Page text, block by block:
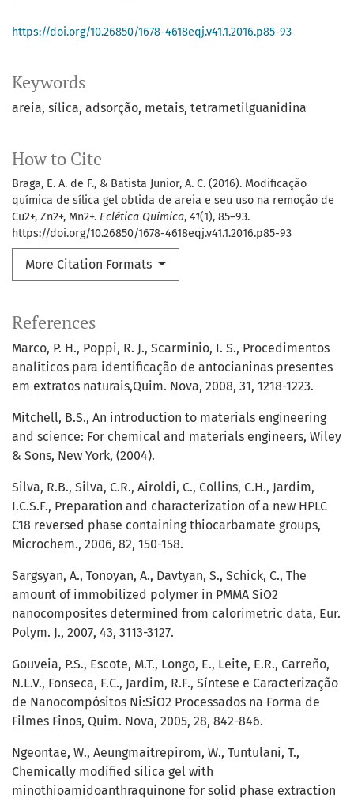
Keywords
areia sílica adsorção metais tetrametilguanidina
How to Cite
Braga, E. A. de F., & Batista Junior, A. C. (2016). Modificação
química de sílica gel obtida de areia e seu uso na remoção de
Cu2+, Zn2+, Mn2+. Eclética Química, 41(1), 85–93.
https://doi.org/10.26850/1678-4618eqj.v41.1.2016.p85-93
More Citation Formats
https://doi.org/10.26850/1678-4618eqj.v41.1.2016.p85-93
References
Marco, P. H., Poppi, R. J., Scarminio, I. S., Procedimentos
analíticos para identificação de antocianinas presentes
em extratos naturais,Quim. Nova, 2008, 31, 1218-1223.
Mitchell, B.S., An introduction to materials engineering
and science: For chemical and materials engineers, Wiley
& Sons, New York, (2004).
Silva, R.B., Silva, C.R., Airoldi, C., Collins, C.H., Jardim,
I.C.S.F., Preparation and characterization of a new HPLC
C18 reversed phase containing thiocarbamate groups,
Microchem., 2006, 82, 150-158.
Sargsyan, A., Tonoyan, A., Davtyan, S., Schick, C., The
amount of immobilized polymer in PMMA SiO2
nanocomposites determined from calorimetric data, Eur.
Polym. J., 2007, 43, 3113-3127.
Gouveia, P.S., Escote, M.T., Longo, E., Leite, E.R., Carreño,
N.L.V., Fonseca, F.C., Jardim, R.F., Síntese e Caracterização
de Nanocompósitos Ni:SiO2 Processados na Forma de
Filmes Finos, Quim. Nova, 2005, 28, 842-846.
Ngeontae, W., Aeungmaitrepirom, W., Tuntulani, T.,
Chemically modified silica gel with
minothioamidoanthraquinone for solid phase extraction